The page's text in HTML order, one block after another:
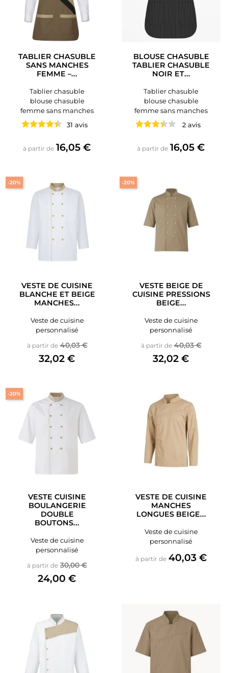
TABLIER CHASUBLE
SANS MANCHES
FEMME –...
Tablier chasuble
blouse chasuble
femme sans manches
31 avis
à partir de Prix
16,05 €
BLOUSE CHASUBLE
TABLIER CHASUBLE
NOIR ET...
Tablier chasuble
blouse chasuble
femme sans manches
2 avis
à partir de Prix
16,05 €
VESTE DE CUISINE
BLANCHE ET BEIGE
MANCHES...
Veste de cuisine
personnalisé
à partir de Prix de base
40,03 €Prix
32,02 €
-20%
VESTE BEIGE DE
CUISINE PRESSIONS
BEIGE...
Veste de cuisine
personnalisé
à partir de Prix de base
40,03 €Prix
32,02 €
-20%
VESTE CUISINE
BOULANGERIE
DOUBLE
BOUTONS...
Veste de cuisine
personnalisé
à partir de Prix de base
30,00 €Prix
24,00 €
-20%
VESTE DE CUISINE
MANCHES
LONGUES BEIGE...
Veste de cuisine
personnalisé
à partir de Prix
40,03 €